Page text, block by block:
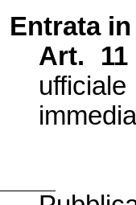
Entrata
Art. 11